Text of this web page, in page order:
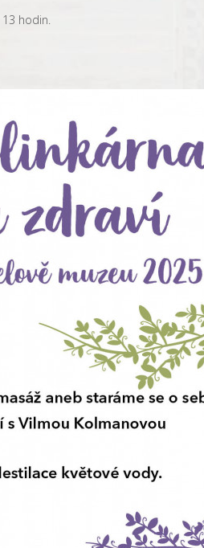
13 hodin.